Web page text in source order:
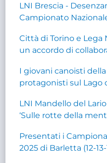
LNI Brescia -
Campionato
Città di Torino e Lega
un accordo di
I giovani canoisti
protagonisti sul Lago
LNI Mandello del
‘Sulle rotte della
Presentati i
2025 di Barletta (12-